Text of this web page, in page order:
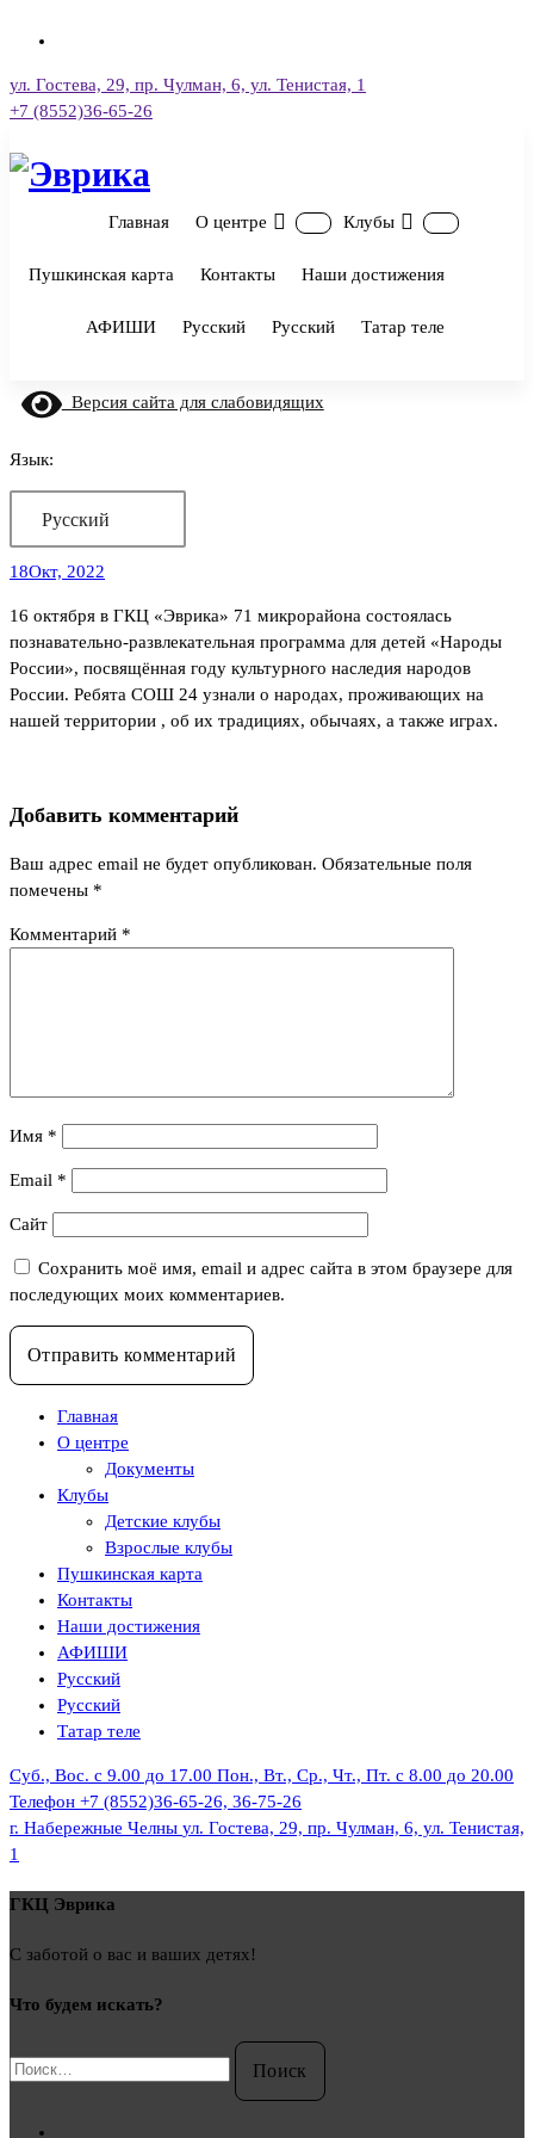
ул. Гостева, 29, пр. Чулман, 6, ул. Тенистая, 1
+7 (8552)36-65-26
Главная О центре Клубы
Пушкинская карта Контакты Наши достижения
АФИШИ Русский Русский Татар теле
Версия сайта для слабовидящих
Язык:
Русский
18Окт, 2022
16 октября в ГКЦ «Эврика» 71 микрорайона состоялась
познавательно-развлекательная программа для детей «Народы
России», посвящённая году культурного наследия народов
России. Ребята СОШ 24 узнали о народах, проживающих на
нашей территории , об их традициях, обычаях, а также играх.
Добавить комментарий
Ваш адрес email не будет опубликован. Обязательные поля
помечены *
Комментарий *
Имя *
Email *
Сайт
Сохранить моё имя, email и адрес сайта в этом браузере для
последующих моих комментариев.
Главная
О центре
Документы
Клубы
Детские клубы
Взрослые клубы
Пушкинская карта
Контакты
Наши достижения
АФИШИ
Русский
Русский
Татар теле
Суб., Вос. с 9.00 до 17.00 Пон., Вт., Ср., Чт., Пт. с 8.00 до 20.00
Телефон +7 (8552)36-65-26, 36-75-26
г. Набережные Челны ул. Гостева, 29, пр. Чулман, 6, ул. Тенистая,
1
ГКЦ Эврика
С заботой о вас и ваших детях!
Что будем искать?
Найти: